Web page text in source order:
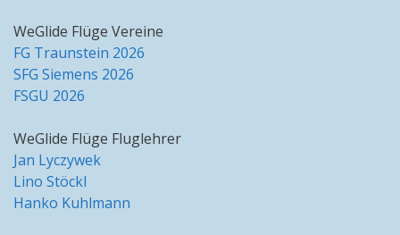
WeGlide Flüge Vereine
FG Traunstein 2026
SFG Siemens 2026
FSGU 2026
WeGlide Flüge Fluglehrer
Jan Lyczywek
Lino Stöckl
Hanko Kuhlmann